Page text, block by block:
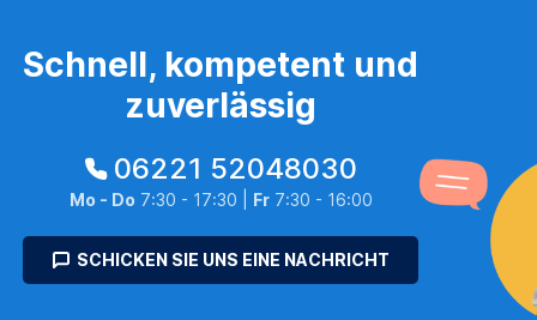
Schnell, kompetent und
zuverlässig
06221 52048030
Mo - Do 7:30 - 17:30 | Fr7:30 - 16:00
SCHICKEN SIE UNS EINE NACHRICHT